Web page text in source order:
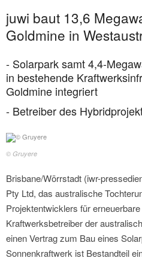
juwi baut 13,6
Goldmine in
- Solarpark samt 4,4-
in bestehende
Goldmine integriert
- Betreiber des
© Gruyere
Brisbane/Wörrstadt (iwr-
Pty Ltd, das australische
Projektentwicklers für
Kraftwerksbetreiber der
einen Vertrag zum Bau eines
Sonnenkraftwerk ist Bestandteil